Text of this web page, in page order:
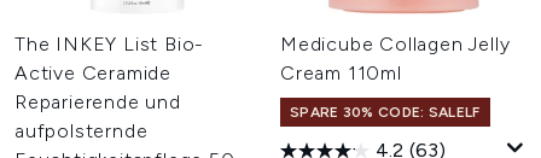
The INKEY List Bio-
Active Ceramide
Reparierende und
aufpolsternde
Medicube Collagen Jelly
Cream 110ml
SPARE 30% CODE: SALELF
4.2 (63)